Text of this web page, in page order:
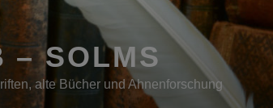
– SOLMS
alte Bücher und Ahnenforschung